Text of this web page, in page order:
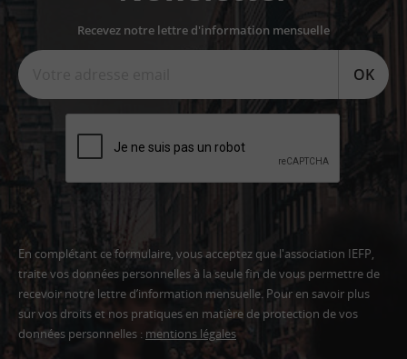
Recevez notre lettre d'information mensuelle
OK
En complétant ce formulaire, vous acceptez que l'association IEFP,
traite vos données personnelles à la seule fin de vous permettre de
recevoir notre lettre d’information mensuelle. Pour en savoir plus
sur vos droits et nos pratiques en matière de protection de vos
données personnelles : mentions légales